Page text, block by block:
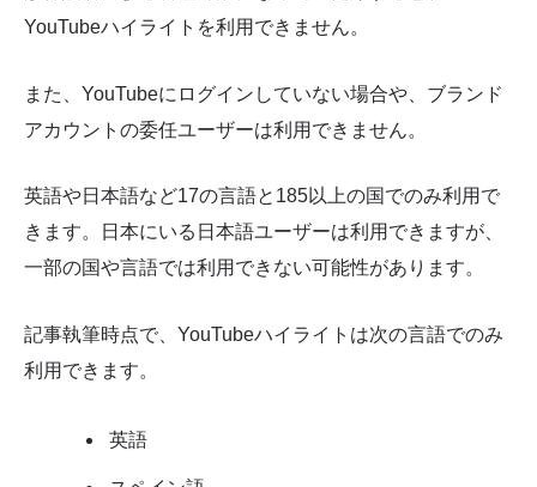
YouTubeハイライトを利用できません。
また、YouTubeにログインしていない場合や、ブランド
アカウントの委任ユーザーは利用できません。
英語や日本語など17の言語と185以上の国でのみ利用で
きます。日本にいる日本語ユーザーは利用できますが、
一部の国や言語では利用できない可能性があります。
記事執筆時点で、YouTubeハイライトは次の言語でのみ
利用できます。
英語